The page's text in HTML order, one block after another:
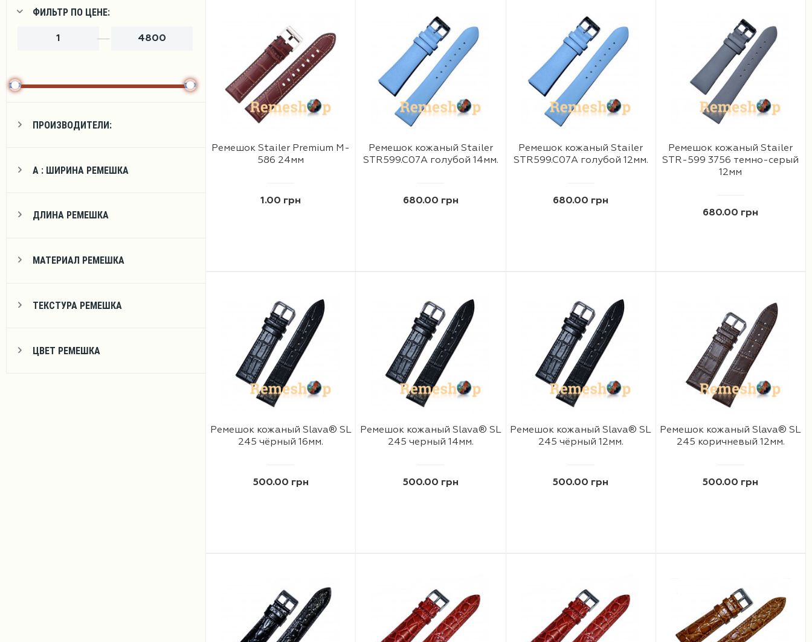
ФИЛЬТР ПО ЦЕНЕ:
ПРОИЗВОДИТЕЛИ:
А : ШИРИНА РЕМЕШКА
ДЛИНА РЕМЕШКА
МАТЕРИАЛ РЕМЕШКА
ТЕКСТУРА РЕМЕШКА
ЦВЕТ РЕМЕШКА
Ремешок Stailer Premium M-
586 24мм
1.00 грн
Ремешок кожаный Stailer
STR599.C07A голубой 14мм.
680.00 грн
Ремешок кожаный Stailer
STR599.C07A голубой 12мм.
680.00 грн
Ремешок кожаный Stailer
STR-599 3756 темно-серый
12мм
680.00 грн
Ремешок кожаный Slava® SL
245 чёрный 16мм.
500.00 грн
Ремешок кожаный Slava® SL
245 черный 14мм.
500.00 грн
Ремешок кожаный Slava® SL
245 чёрный 12мм.
500.00 грн
Ремешок кожаный Slava® SL
245 коричневый 12мм.
500.00 грн